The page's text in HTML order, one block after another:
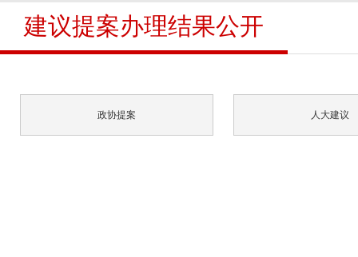
建议提案办理结果公开
政协提案 人大建议